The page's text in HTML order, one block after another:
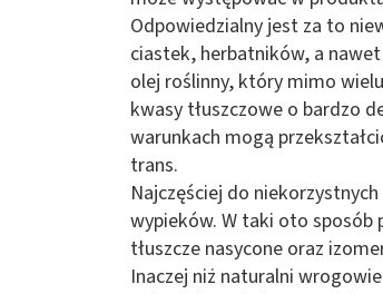
Odpowiedzialny jest za to
ciastek, herbatników, a
olej roślinny, który mimo
kwasy tłuszczowe o bardzo
warunkach mogą
trans.
Najczęściej do
wypieków. W taki oto sposób
tłuszcze nasycone oraz
Inaczej niż naturalni